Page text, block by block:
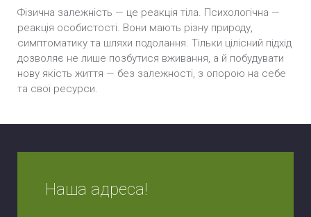
Фізична залежність — це реакція тіла. Психологічна —
реакція особистості. Вони мають різну природу,
симптоматику та шляхи подолання. Тільки цілісний підхід
дозволяє не лише позбутися вживання, а й побудувати
нову якість життя — без залежності, з опорою на себе
та свої ресурси.
Наша адреса!